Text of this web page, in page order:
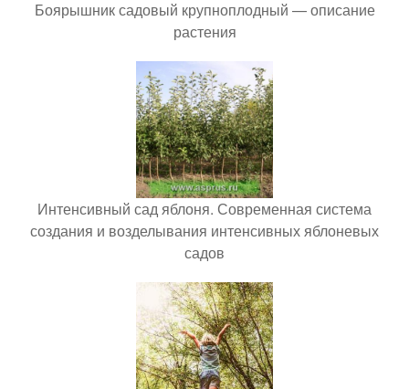
Боярышник садовый крупноплодный — описание
растения
Интенсивный сад яблоня. Современная система
создания и возделывания интенсивных яблоневых
садов